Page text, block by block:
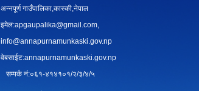
अन्नपूर्ण गाउँपालिका,कास्की,नेपाल
इमेल:apgaupalika@gmail.com,
info@annapurnamunkaski.gov.np
वेबसाईट:annapurnamunkaski.gov.np
सम्पर्क नं:०६१-४१४१०१/२/३/४/५